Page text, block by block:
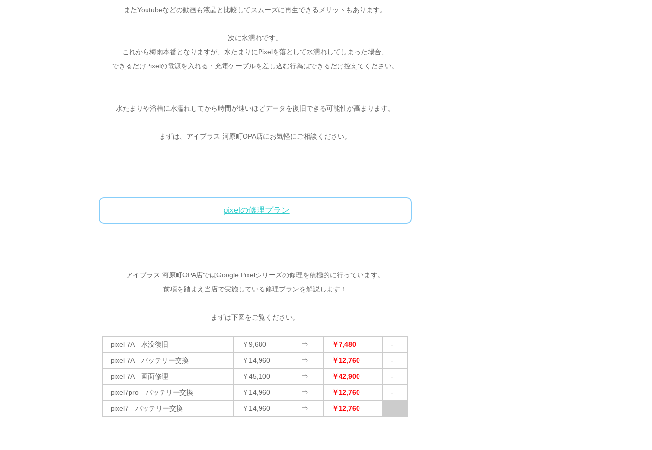
またYoutubeなどの動画も液晶と比較してスムーズに再生できるメリットもあります。
次に水濡れです。
これから梅雨本番となりますが、水たまりにPixelを落として水濡れしてしまった場合、
できるだけPixelの電源を入れる・充電ケーブルを差し込む行為はできるだけ控えてください。
水たまりや浴槽に水濡れしてから時間が速いほどデータを復旧できる可能性が高まります。
まずは、アイプラス 河原町OPA店にお気軽にご相談ください。
pixelの修理プラン
アイプラス 河原町OPA店ではGoogle Pixelシリーズの修理を積極的に行っています。
前項を踏まえ当店で実施している修理プランを解説します！
まずは下図をご覧ください。
pixel 7A 水没復旧 ￥9,680 ⇒ ￥7,480 -
pixel 7A バッテリー交換 ￥14,960 ⇒ ￥12,760 -
pixel 7A 画面修理 ￥45,100 ⇒ ￥42,900 -
pixel7pro バッテリー交換 ￥14,960 ⇒ ￥12,760 -
pixel7 バッテリー交換 ￥14,960 ⇒ ￥12,760